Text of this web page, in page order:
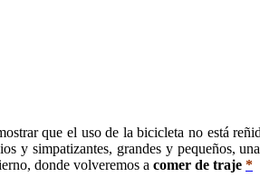
que el uso de la bicicleta no está
y simpatizantes, grandes y pequeños,
donde volveremos a comer de traje *